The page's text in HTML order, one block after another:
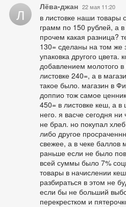
Л Лёва-джан 22 мая 11:20
в листовке наши товары
грамм по 150 рублей, а
прочем какая разница?
130= сделаны на том же
упаковка другого цвета.
добавлением молотого
листовке 240=, а в
такое было. магазин в
доппио тож самое
450= в листовке кеш, а
него. я васче сегодня
не брал. но покупал
либо другое
свежее, а в чеке
раньше если не было
всей суммы было 7%
товары в начислении
разбираться в этом не
если бы не больший
перекрестком и